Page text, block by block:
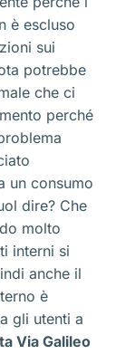
è escluso
sui
potrebbe
che ci
perché
un consumo
dire? Che
molto
interni si
anche il
è
gli utenti a
Via Galileo